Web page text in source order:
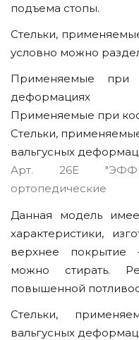
подъема стопы.
Стельки,
условно можно
Применяемые при
деформациях
Применяемые при
Стельки,
вальгусных
Арт. 26Е
ортопедические
Данная модель
характеристики,
верхнее покрытие
можно стирать.
повышенной
Стельки,
вальгусных